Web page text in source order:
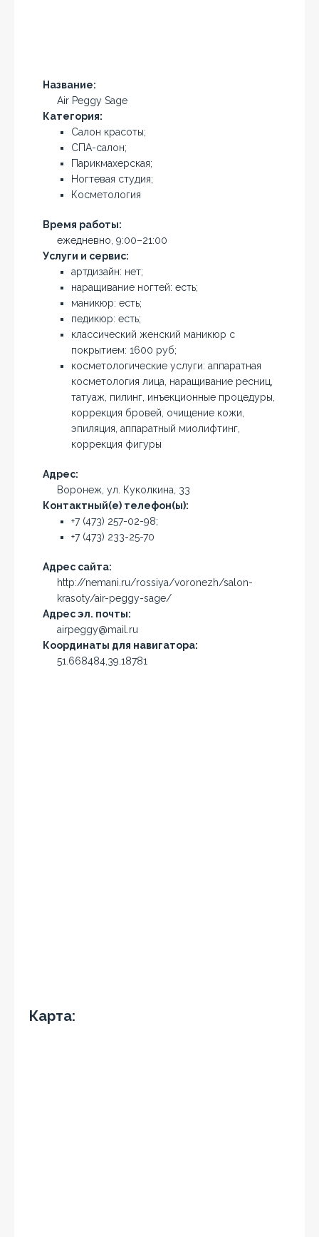
Название:
Air Peggy Sage
Категория:
Салон красоты;
СПА-салон;
Парикмахерская;
Ногтевая студия;
Косметология
Время работы:
ежедневно, 9:00–21:00
Услуги и сервис:
артдизайн: нет;
наращивание ногтей: есть;
маникюр: есть;
педикюр: есть;
классический женский маникюр с
покрытием: 1600 руб;
косметологические услуги: аппаратная
косметология лица, наращивание ресниц,
татуаж, пилинг, инъекционные процедуры,
коррекция бровей, очищение кожи,
эпиляция, аппаратный миолифтинг,
коррекция фигуры
Адрес:
Воронеж, ул. Куколкина, 33
Контактный(е) телефон(ы):
+7 (473) 257-02-98;
+7 (473) 233-25-70
Адрес сайта:
http://nemani.ru/rossiya/voronezh/salon-
krasoty/air-peggy-sage/
Адрес эл. почты:
airpeggy@mail.ru
Координаты для навигатора:
51.668484,39.18781
Карта: